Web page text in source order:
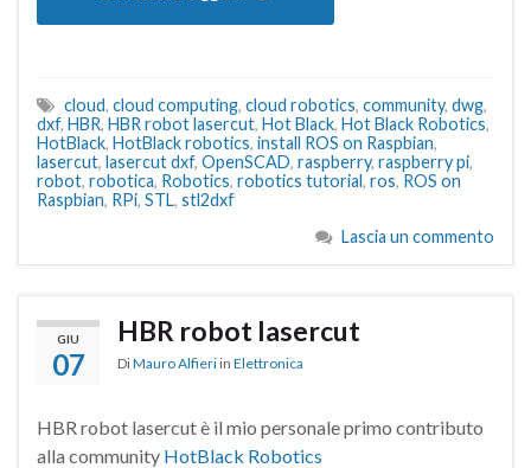
cloud, cloud computing, cloud robotics, community, dwg,
dxf, HBR, HBR robot lasercut, Hot Black, Hot Black Robotics,
HotBlack, HotBlack robotics, install ROS on Raspbian,
lasercut, lasercut dxf, OpenSCAD, raspberry, raspberry pi,
robot, robotica, Robotics, robotics tutorial, ros, ROS on
Raspbian, RPi, STL, stl2dxf
Lascia un commento
GIU
07
HBR robot lasercut
DiMauro Alfieri in Elettronica
HBR robot lasercut è il mio personale primo contributo
alla community HotBlack Robotics